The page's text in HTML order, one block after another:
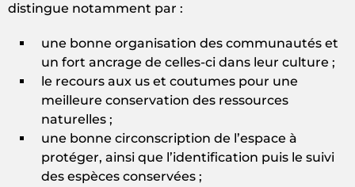
distingue notamment par :
une bonne organisation des communautés et
un fort ancrage de celles-ci dans leur culture ;
le recours aux us et coutumes pour une
meilleure conservation des ressources
naturelles ;
une bonne circonscription de l’espace à
protéger, ainsi que l’identification puis le suivi
des espèces conservées ;